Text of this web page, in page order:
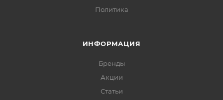
Политика
ИНФОРМАЦИЯ
Бренды
Акции
Статьи